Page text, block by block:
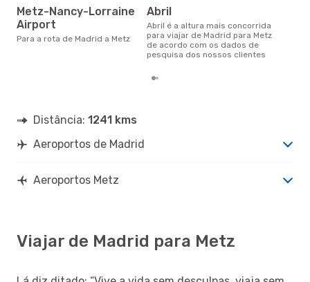
Metz-Nancy-Lorraine
Airport
Para a rota de Madrid a Metz
abril
abril é a altura mais concorrida
para viajar de Madrid para Metz
de acordo com os dados de
pesquisa dos nossos clientes
Distância: 1241 kms
Aeroportos de Madrid
Aeroportos Metz
Viajar de Madrid para Metz